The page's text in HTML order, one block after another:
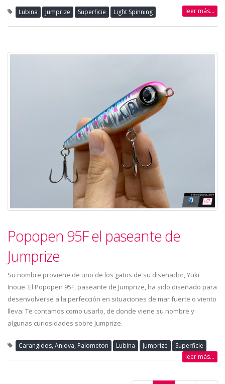
Lubina Jumprize Superficie Light Spinning leer más...
Popopen 95F el paseante de
Jumprize
Su nombre proviene de uno de los gatos de su diseñador, Yuki
Inoue. El Popopen 95F, paseante de Jumprize, ha sido diseñado para
desenvolverse a la perfección en situaciones de mar fuerte o viento
lleva. Te contamos como usarlo, de donde viene su nombre y
algunas curiosidades sobre Jumprize.
Carangidos, Anjova, Palometon Lubina Jumprize
Superficie
leer más...